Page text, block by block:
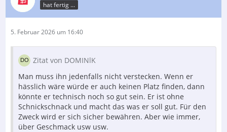
hat fertig ...
5. Februar 2026 um 16:40
Zitat von DOMINlK
Man muss ihn jedenfalls nicht verstecken. Wenn er
hässlich wäre würde er auch keinen Platz finden, dann
könnte er technisch noch so gut sein. Er ist ohne
Schnickschnack und macht das was er soll gut. Für den
Zweck wird er sich sicher bewähren. Aber wie immer,
über Geschmack usw usw.